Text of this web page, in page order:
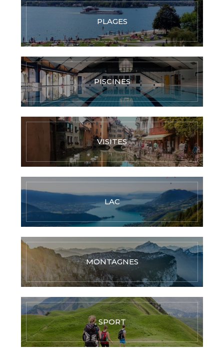
PLAGES
PISCINES
VISITES
LAC
MONTAGNES
SPORT